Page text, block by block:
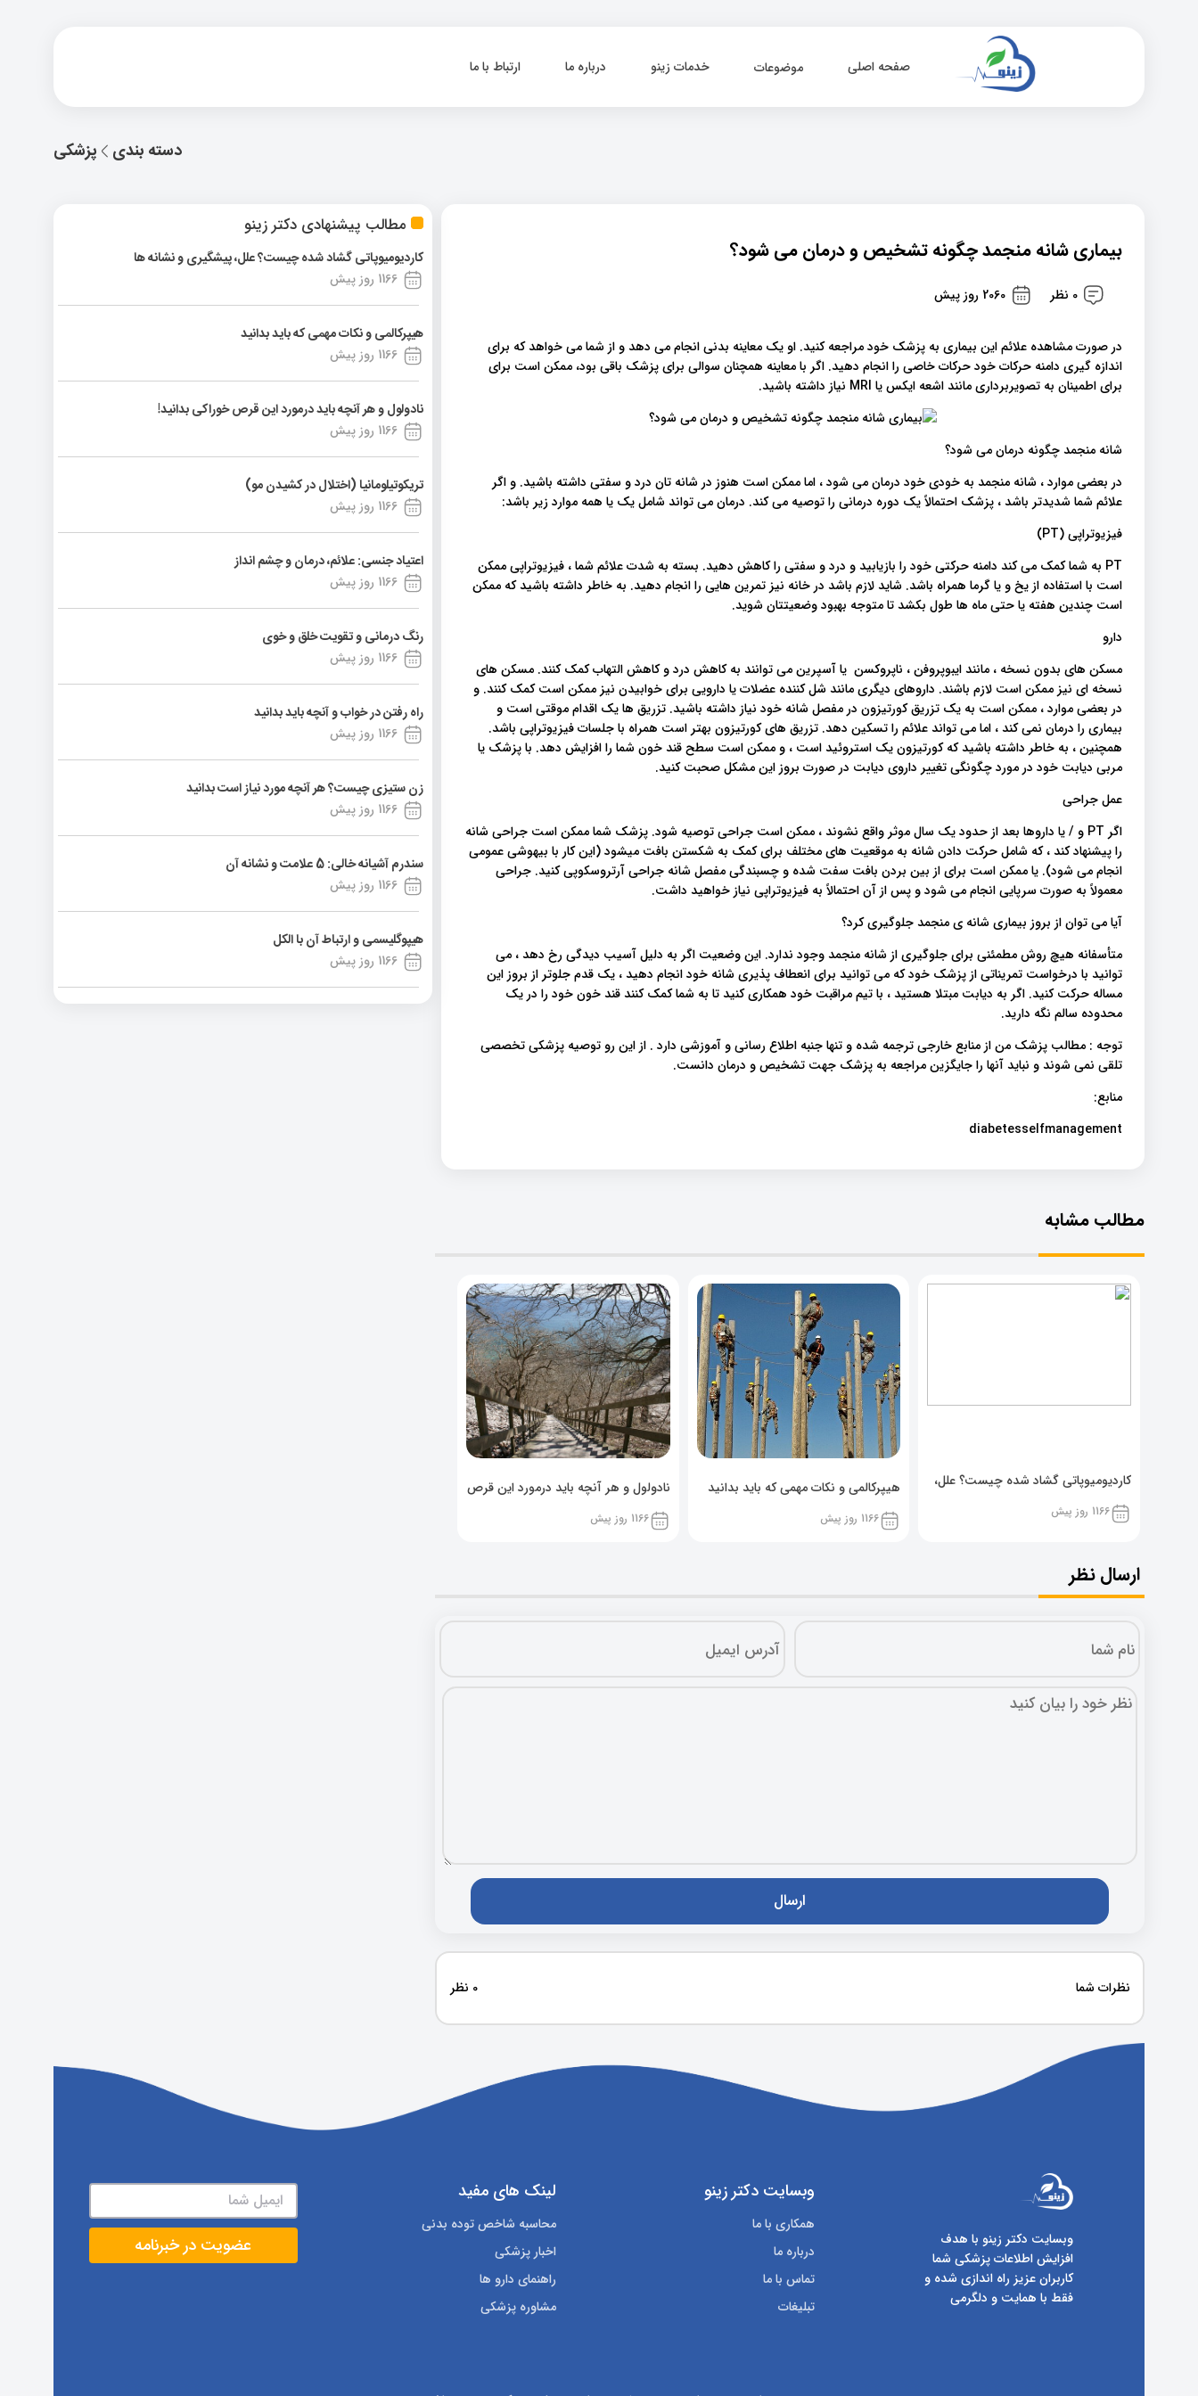
صفحه اصلی موضوعات خدمات زینو درباره ما ارتباط با ما
پزشکی دسته بندی
مطالب پیشنهادی دکتر زینو
کاردیومیوپاتی گشاد شده چیست؟ علل، پیشگیری و نشانه ها
1166 روز پیش
هیپرکالمی و نکات مهمی که باید بدانید
1166 روز پیش
نادولول و هر آنچه باید درمورد این قرص خوراکی بدانید!
1166 روز پیش
تریکوتیلومانیا (اختلال در کشیدن مو)
1166 روز پیش
اعتیاد جنسی: علائم، درمان و چشم انداز
1166 روز پیش
رنگ درمانی و تقویت خلق و خوی
1166 روز پیش
راه رفتن در خواب و آنچه باید بدانید
1166 روز پیش
زن ستیزی چیست؟ هر آنچه مورد نیاز است بدانید
1166 روز پیش
سندرم آشیانه خالی: 5 علامت و نشانه آن
1166 روز پیش
هیپوگلیسمی و ارتباط آن با الکل
1166 روز پیش
بیماری شانه منجمد چگونه تشخیص و درمان می شود؟
0 نظر 2060 روز پیش
در صورت مشاهده علائم این بیماری به پزشک خود مراجعه کنید. او یک معاینه بدنی انجام می دهد و از شما می خواهد که برای
اندازه گیری دامنه حرکات خود حرکات خاصی را انجام دهید. اگر با معاینه همچنان سوالی برای پزشک باقی بود، ممکن است برای
برای اطمینان به تصویربرداری مانند اشعه ایکس یا MRI نیاز داشته باشید.
شانه منجمد چگونه درمان می شود؟
در بعضی موارد ، شانه منجمد به خودی خود درمان می شود ، اما ممکن است هنوز در شانه تان درد و سفتی داشته باشید. و اگر
علائم شما شدیدتر باشد ، پزشک احتمالاً یک دوره درمانی را توصیه می کند. درمان می تواند شامل یک یا همه موارد زیر باشد:
فیزیوتراپی (PT)
PT به شما کمک می کند دامنه حرکتی خود را بازیابید و درد و سفتی را کاهش دهید. بسته به شدت علائم شما ، فیزیوتراپی ممکن
است با استفاده از یخ و یا گرما همراه باشد. شاید لازم باشد در خانه نیز تمرین هایی را انجام دهید. به خاطر داشته باشید که ممکن
است چندین هفته یا حتی ماه ها طول بکشد تا متوجه بهبود وضعیتتان شوید.
دارو
مسکن های بدون نسخه ، مانند ایبوپروفن ، ناپروکسن یا آسپرین می توانند به کاهش درد و کاهش التهاب کمک کنند. مسکن های
نسخه ای نیز ممکن است لازم باشند. داروهای دیگری مانند شل کننده عضلات یا دارویی برای خوابیدن نیز ممکن است کمک کنند. و
در بعضی موارد ، ممکن است به یک تزریق کورتیزون در مفصل شانه خود نیاز داشته باشید. تزریق ها یک اقدام موقتی است و
بیماری را درمان نمی کند ، اما می تواند علائم را تسکین دهد. تزریق های کورتیزون بهتر است همراه با جلسات فیزیوتراپی باشد.
همچنین ، به خاطر داشته باشید که کورتیزون یک استروئید است ، و ممکن است سطح قند خون شما را افزایش دهد. با پزشک یا
مربی دیابت خود در مورد چگونگی تغییر داروی دیابت در صورت بروز این مشکل صحبت کنید.
عمل جراحی
اگر PT و / یا داروها بعد از حدود یک سال موثر واقع نشوند ، ممکن است جراحی توصیه شود. پزشک شما ممکن است جراحی شانه
را پیشنهاد کند ، که شامل حرکت دادن شانه به موقعیت های مختلف برای کمک به شکستن بافت میشود (این کار با بیهوشی عمومی
انجام می شود). یا ممکن است برای از بین بردن بافت سفت شده و چسبندگی مفصل شانه جراحی آرتروسکوپی کنید. جراحی
معمولاً به صورت سرپایی انجام می شود و پس از آن احتمالاً به فیزیوتراپی نیاز خواهید داشت.
آیا می توان از بروز بیماری شانه ی منجمد جلوگیری کرد؟
متأسفانه هیچ روش مطمئنی برای جلوگیری از شانه منجمد وجود ندارد. این وضعیت اگر به دلیل آسیب دیدگی رخ دهد ، می
توانید با درخواست تمریناتی از پزشک خود که می توانید برای انعطاف پذیری شانه خود انجام دهید ، یک قدم جلوتر از بروز این
مساله حرکت کنید. اگر به دیابت مبتلا هستید ، با تیم مراقبت خود همکاری کنید تا به شما کمک کنند قند خون خود را در یک
محدوده سالم نگه دارید.
توجه : مطالب پزشک من از منابع خارجی ترجمه شده و تنها جنبه اطلاع رسانی و آموزشی دارد . از این رو توصیه پزشکی تخصصی
تلقی نمی شوند و نباید آنها را جایگزین مراجعه به پزشک جهت تشخیص و درمان دانست.
منابع:
diabetesselfmanagement
مطالب مشابه
کاردیومیوپاتی گشاد شده چیست؟ علل،
پیشگیری و نشانه ها
1166 روز پیش
هیپرکالمی و نکات مهمی که باید بدانید
1166 روز پیش
نادولول و هر آنچه باید درمورد این قرص
خوراکی بدانید!
1166 روز پیش
ارسال نظر
نظرات شما 0 نظر
وبسایت دکتر زینو با هدف
افزایش اطلاعات پزشکی شما
کاربران عزیز راه اندازی شده و
فقط با همایت و دلگرمی
وبسایت دکتر زینو
همکاری با ما
درباره ما
تماس با ما
تبلیغات
لینک های مفید
محاسبه شاخص توده بدنی
اخبار پزشکی
راهنمای دارو ها
مشاوره پزشکی